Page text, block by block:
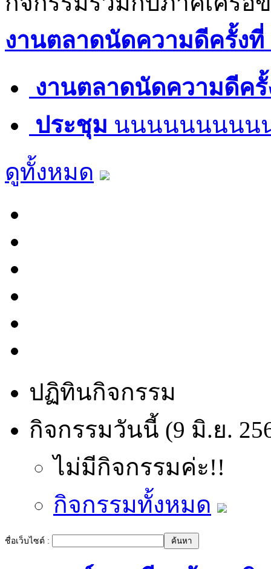
งานตลาดนัดความดีครั้งที่
งานตลาดนัดความดีครั้
ประชุม นนนนนนนนน
ดูทั้งหมด
ปฏิทินกิจกรรม
กิจกรรมวันนี้ (9 มิ.ย.
ไม่มีกิจกรรมค่ะ!!
กิจกรรมทั้งหมด
ชื่อเว็บไซต์ :